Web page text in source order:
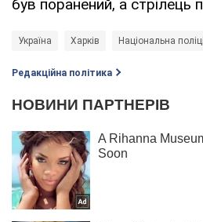
був поранений, а стрілець
Україна Харків Національна
Редакційна політика